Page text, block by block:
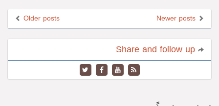
Older posts